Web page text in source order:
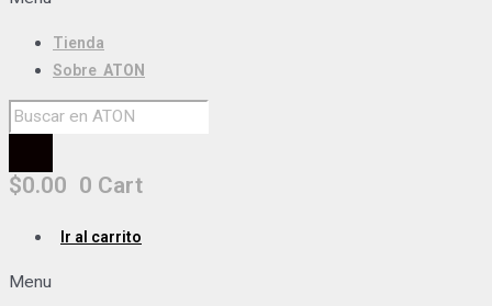
Tienda
Sobre ATON
$0.00 0 Cart
Ir al carrito
Menu